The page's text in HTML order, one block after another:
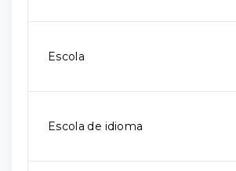
Escola
Escola de idioma